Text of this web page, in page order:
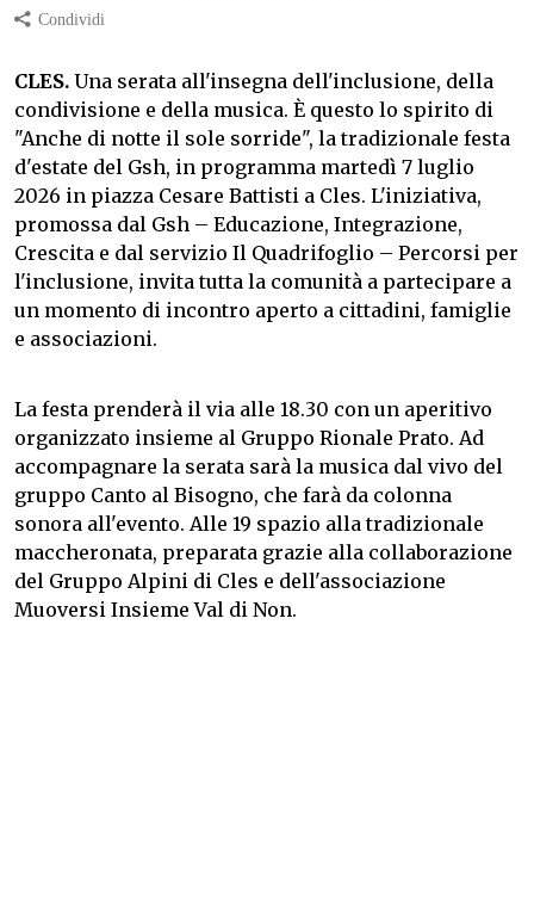
CLES. Una serata all'insegna dell'inclusione, della
condivisione e della musica. È questo lo spirito di
"Anche di notte il sole sorride", la tradizionale festa
d'estate del Gsh, in programma martedì 7 luglio
2026 in piazza Cesare Battisti a Cles. L'iniziativa,
promossa dal Gsh – Educazione, Integrazione,
Crescita e dal servizio Il Quadrifoglio – Percorsi per
l'inclusione, invita tutta la comunità a partecipare a
un momento di incontro aperto a cittadini, famiglie
e associazioni.
La festa prenderà il via alle 18.30 con un aperitivo
organizzato insieme al Gruppo Rionale Prato. Ad
accompagnare la serata sarà la musica dal vivo del
gruppo Canto al Bisogno, che farà da colonna
sonora all'evento. Alle 19 spazio alla tradizionale
maccheronata, preparata grazie alla collaborazione
del Gruppo Alpini di Cles e dell'associazione
Muoversi Insieme Val di Non.